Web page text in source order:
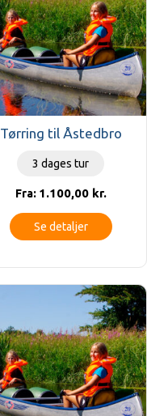
Tørring til Åstedbro
3 dages tur
Fra: 1.100,00 kr.
Se detaljer